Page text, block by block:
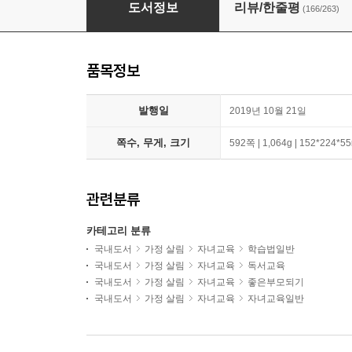
도서정보 리뷰/한줄평 (166/263)
품목정보
발행일 2019년 10월 21일
쪽수, 무게, 크기 592쪽 | 1,064g |
관련분류
카테고리 분류
국내도서 가정 살림 자녀교육
학습법일반
국내도서
가정 살림 자녀교육
독서교육
국내도서
가정 살림 자녀교육
좋은부모되기
국내도서
가정 살림 자녀교육 자녀교육일반